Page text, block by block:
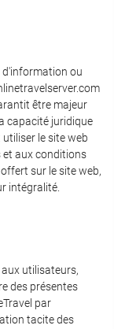
d'information ou
être majeur
capacité juridique
le site web
et aux conditions
sur le site web,
intégralité.
utilisateurs,
des présentes
par
tacite des